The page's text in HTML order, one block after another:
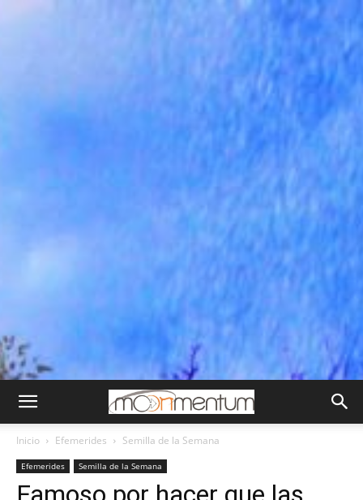
Inicio Efemerides Semilla de la Semana
Efemerides Semilla de la Semana